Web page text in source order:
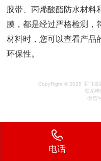
胶带、丙烯酸酯防水材料
膜，都是经过严格检测，
材料时，您可以查看产品
环保性。
CopyRight © 2025 玉门域
联系
微信
电话